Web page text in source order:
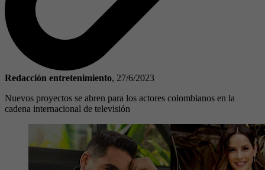
Redacción entretenimiento, 27/6/2023
Nuevos proyectos se abren para los actores colombianos en la
cadena internacional de televisión